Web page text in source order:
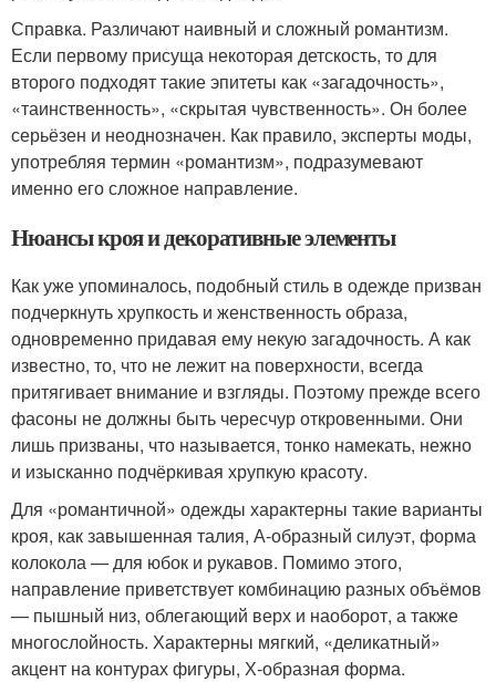
Справка. Различают наивный и сложный романтизм.
Если первому присуща некоторая детскость, то для
второго подходят такие эпитеты как «загадочность»,
«таинственность», «скрытая чувственность». Он более
серьёзен и неоднозначен. Как правило, эксперты моды,
употребляя термин «романтизм», подразумевают
именно его сложное направление.
Нюансы кроя и декоративные элементы
Как уже упоминалось, подобный стиль в одежде призван
подчеркнуть хрупкость и женственность образа,
одновременно придавая ему некую загадочность. А как
известно, то, что не лежит на поверхности, всегда
притягивает внимание и взгляды. Поэтому прежде всего
фасоны не должны быть чересчур откровенными. Они
лишь призваны, что называется, тонко намекать, нежно
и изысканно подчёркивая хрупкую красоту.
Для «романтичной» одежды характерны такие варианты
кроя, как завышенная талия, А-образный силуэт, форма
колокола — для юбок и рукавов. Помимо этого,
направление приветствует комбинацию разных объёмов
— пышный низ, облегающий верх и наоборот, а также
многослойность. Характерны мягкий, «деликатный»
акцент на контурах фигуры, Х-образная форма.